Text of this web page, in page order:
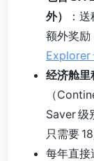
外）
：
额外奖励
Explorer
经济舱里
（
Saver 级
只需要
每年直接